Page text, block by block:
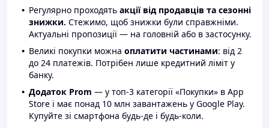
Регулярно проходять акції від продавців та сезонні
знижки. Стежимо, щоб знижки були справжніми.
Актуальні пропозиції — на головній або в застосунку.
Великі покупки можна оплатити частинами: від 2
до 24 платежів. Потрібен лише кредитний ліміт у
банку.
Додаток Prom — у топ-3 категорії «Покупки» в App
Store і має понад 10 млн завантажень у Google Play.
Купуйте зі смартфона будь-де і будь-коли.